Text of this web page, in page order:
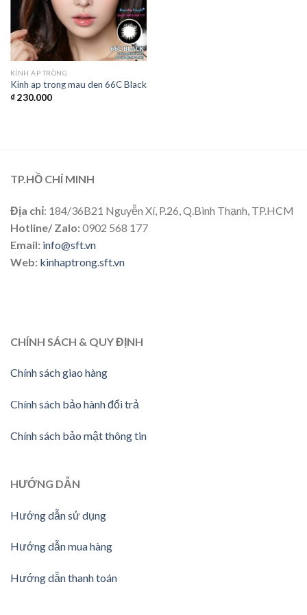
KÍNH ÁP TRÒNG
Kinh ap trong mau den 66C Black
₫230.000
TP.HỒ CHÍ MINH
Địa chỉ: 184/36B21 Nguyễn Xí, P.26, Q.Bình Thạnh, TP.HCM
Hotline/ Zalo:0902 568 177
Email: info@sft.vn
Web: kinhaptrong.sft.vn
CHÍNH SÁCH & QUY ĐỊNH
Chính sách giao hàng
Chính sách bảo hành đổi trả
Chính sách bảo mật thông tin
HƯỚNG DẪN
Hướng dẫn sử dụng
Hướng dẫn mua hàng
Hướng dẫn thanh toán